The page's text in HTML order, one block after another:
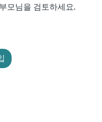
모님을 검토하세요.